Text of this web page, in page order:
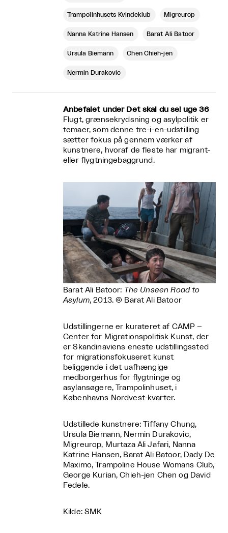
Trampolinhusets Kvindeklub Migreurop
Nanna Katrine Hansen Barat Ali Batoor
Ursula Biemann Chen Chieh-jen
Nermin Durakovic
Anbefalet under Det skal du se! uge 36
Flugt, grænsekrydsning og asylpolitik er
temaer, som denne tre-i-en-udstilling
sætter fokus på gennem værker af
kunstnere, hvoraf de fleste har migrant-
eller flygtningebaggrund.
Barat Ali Batoor: The Unseen Road to
Asylum, 2013. © Barat Ali Batoor
Udstillingerne er kurateret af CAMP –
Center for Migrationspolitisk Kunst, der
er Skandinaviens eneste udstillingssted
for migrationsfokuseret kunst
beliggende i det uafhængige
medborgerhus for flygtninge og
asylansøgere, Trampolinhuset, i
Københavns Nordvest-kvarter.
Udstillede kunstnere: Tiffany Chung,
Ursula Biemann, Nermin Durakovic,
Migreurop, Murtaza Ali Jafari, Nanna
Katrine Hansen, Barat Ali Batoor, Dady De
Maximo, Trampoline House Womans Club,
George Kurian, Chieh-jen Chen og David
Fedele.
Kilde: SMK